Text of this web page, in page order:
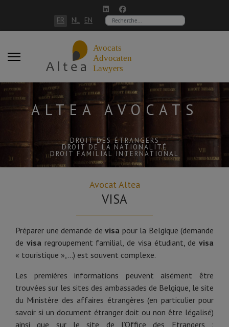
Sélectionnez votre langue
FR NL EN
ALTEA AVOCATS
DROIT DES ÉTRANGERS
DROIT DE LA NATIONALITÉ
DROIT FAMILIAL INTERNATIONAL
Avocat Altea
VISA
Préparer une demande de visa pour la Belgique (demande
de visa regroupement familial, de visa étudiant, de visa
« touristique »,…) est souvent complexe.
Les premières informations peuvent aisément être
trouvées sur les sites des ambassades de Belgique, le site
du Ministère des affaires étrangères (en particulier pour
savoir si un document étranger doit ou non être légalisé)
ainsi que sur le site de l’Office des Etrangers :